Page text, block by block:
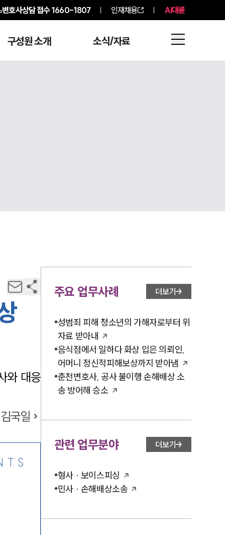
변호사상담 접수1660-1807 인재채용 AI대륜
구성원 소개 소식/자료
와 대응
김국일
주요 업무사례 더보기
성범죄 피해 청소년의 가해자로부터 위
자료 받아내
음식점에서 일하다 화상 입은 의뢰인,
어머니 정신적피해보상까지 받아냄
춘천변호사, 공사 불이행 손해배상 소
송 방어해 승소
관련 업무분야 더보기
형사 · 보이스피싱
민사 · 손해배상소송